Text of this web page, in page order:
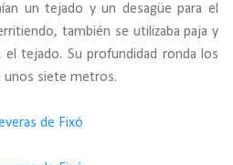
un tejado y un desagüe para el
también se utilizaba paja y
el tejado. Su profundidad ronda los
unos siete metros.